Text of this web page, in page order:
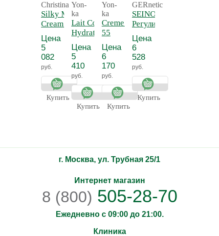
Christina
Silky Matte
Cream -
Нежный
матирующий
крем для
тела
Цена
5
082
руб.
Купить
Yon-
ka
Lait Corps
Hydratant
Detox -
Молочко для
тела
увлажняющее
Прованс
Цена
5
410
руб.
Купить
Yon-
ka
Creme 55 - Крем
55
антицеллюлитный
Цена
6
170
руб.
Купить
GERnetic
SEINO -
Регулирующий
и
тонизирующий
лосьон для
бюста СЕЙНО
Цена
6
528
руб.
Купить
г. Москва, ул. Трубная 25/1
Интернет магазин
8 (800) 505-28-70
Ежедневно с 09:00 до 21:00.
Клиника